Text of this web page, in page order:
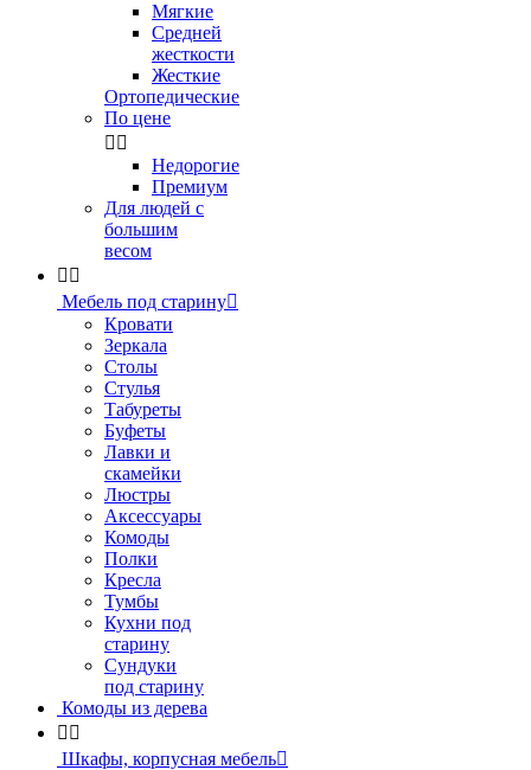
Мягкие
Средней
жесткости
Жесткие
Ортопедические
По цене
 
Недорогие
Премиум
Для людей с
большим
весом
 
Мебель под старину
Кровати
Зеркала
Столы
Стулья
Табуреты
Буфеты
Лавки и
скамейки
Люстры
Аксессуары
Комоды
Полки
Кресла
Тумбы
Кухни под
старину
Сундуки
под старину
Комоды из дерева
 
Шкафы, корпусная мебель